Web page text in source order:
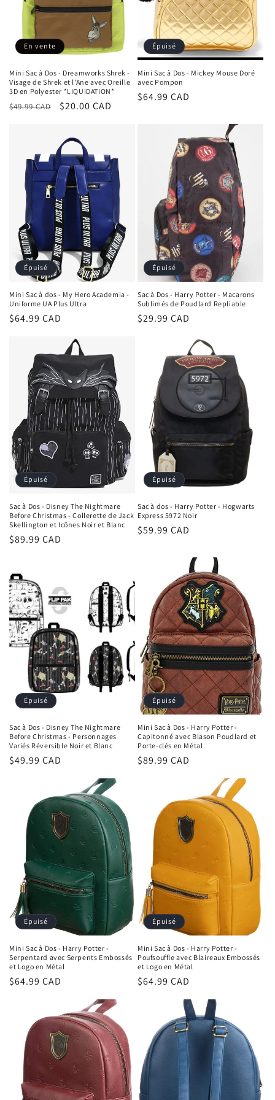
n
:
En vente
Mini Sac à Dos - Dreamworks Shrek -
Visage de Shrek et l'Ane avec Oreille
3D en Polyester *LIQUIDATION*
Prix
$49.99 CAD
Prix
$20.00 CAD
Épuisé
Mini Sac à Dos - Mickey Mouse Doré
avec Pompon
Prix
$64.99 CAD
Épuisé
Mini Sac à dos - My Hero Academia -
Uniforme UA Plus Ultra
Prix
$64.99 CAD
Épuisé
Sac à Dos - Harry Potter - Macarons
Sublimés de Poudlard Repliable
Prix
$29.99 CAD
Épuisé
Sac à Dos - Disney The Nightmare
Before Christmas - Collerette de Jack
Skellington et Icônes Noir et Blanc
Prix
$89.99 CAD
Épuisé
Sac à dos - Harry Potter - Hogwarts
Express 5972 Noir
Prix
$59.99 CAD
Épuisé
Sac à Dos - Disney The Nightmare
Before Christmas - Personnages
Variés Réversible Noir et Blanc
Prix
$49.99 CAD
Épuisé
Mini Sac à Dos - Harry Potter -
Capitonné avec Blason Poudlard et
Porte-clés en Métal
Prix
$89.99 CAD
Épuisé
Mini Sac à Dos - Harry Potter -
Serpentard avec Serpents Embossés
et Logo en Métal
Prix
$64.99 CAD
Épuisé
Mini Sac à Dos - Harry Potter -
Poufsouffle avec Blaireaux Embossés
et Logo en Métal
Prix
$64.99 CAD